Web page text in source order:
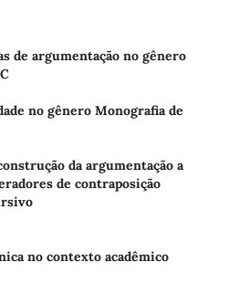
de argumentação no gênero
no gênero Monografia de
da argumentação a
de contraposição
no contexto acadêmico